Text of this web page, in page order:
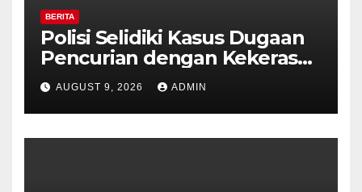
BERITA
Polisi Selidiki Kasus Dugaan
Pencurian dengan Kekerasan
di Counter HP Royal Phone
Ambarawa.
AUGUST 9, 2026 ADMIN